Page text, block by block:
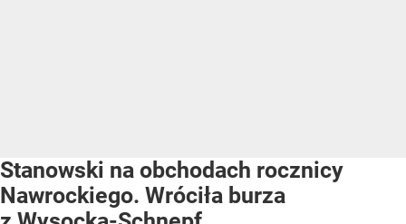
Stanowski na obchodach rocznicy
Nawrockiego. Wróciła burza